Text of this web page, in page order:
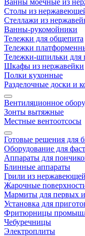
Ванны моечные из
Столы из
Стеллажи из
Ванны-рукомойники
Тележки для общепита
Тележки
Тележки-шпильки для
Шкафы из нержавейки
Полки кухонные
Разделочные доски и
Вентиляционное
Зонты вытяжные
Местные вентоотсосы
Готовые решения для
Оборудование для
Аппараты для
Блинные аппараты
Грили из
Жарочные
Мармиты для первых
Установка для
Фритюрницы
Чебуречницы
Электроплиты